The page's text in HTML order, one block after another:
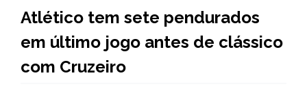
Atlético tem sete pendurados
em último jogo antes de clássico
com Cruzeiro